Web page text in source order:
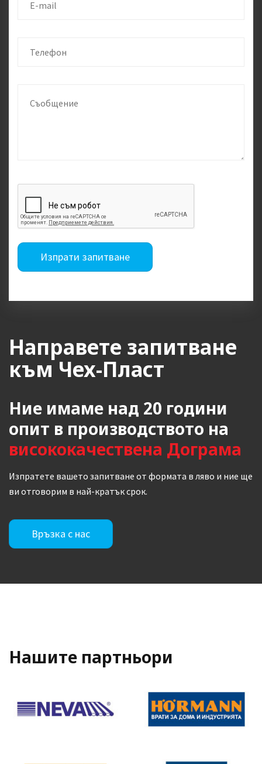
Изпрати запитване
Направете запитване
към Чех-Пласт
Ние имаме над 20 години
опит в производството на
висококачествена Дограма
Изпратете вашето запитване от формата в ляво и ние ще
ви отговорим в най-кратък срок.
Връзка с нас
Нашите партньори